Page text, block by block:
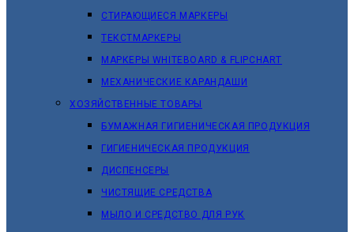
СТИРАЮЩИЕСЯ МАРКЕРЫ
ТЕКСТМАРКЕРЫ
МАРКЕРЫ WHITEBOARD & FLIPCHART
МЕХАНИЧЕСКИЕ КАРАНДАШИ
ХОЗЯЙСТВЕННЫЕ ТОВАРЫ
БУМАЖНАЯ ГИГИЕНИЧЕСКАЯ ПРОДУКЦИЯ
ГИГИЕНИЧЕСКАЯ ПРОДУКЦИЯ
ДИСПЕНСЕРЫ
ЧИСТЯЩИЕ СРЕДСТВА
МЫЛО И СРЕДСТВО ДЛЯ РУК